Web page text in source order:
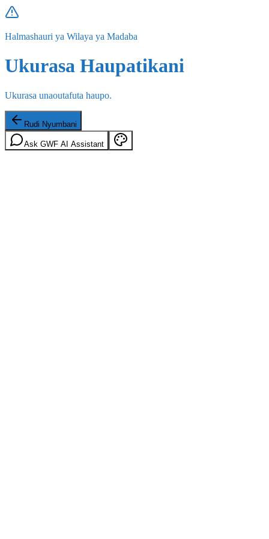
Halmashauri ya Wilaya ya Madaba
Ukurasa Haupatikani
Ukurasa unaoutafuta haupo.
Rudi Nyumbani
Ask GWF AI Assistant